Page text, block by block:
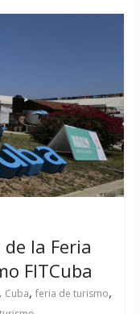
la Feria
FITCuba
Cuba, feria de turismo,